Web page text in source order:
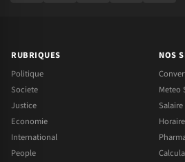
RUBRIQUES
Politique
Societe
Justice
Economie
International
People
NOS
Meteo